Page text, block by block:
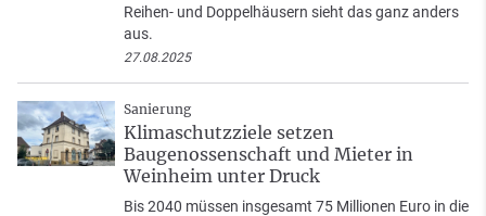
Reihen- und Doppelhäusern sieht das ganz anders
aus.
27.08.2025
Sanierung
Klimaschutzziele setzen
Baugenossenschaft und Mieter in
Weinheim unter Druck
Bis 2040 müssen insgesamt 75 Millionen Euro in die